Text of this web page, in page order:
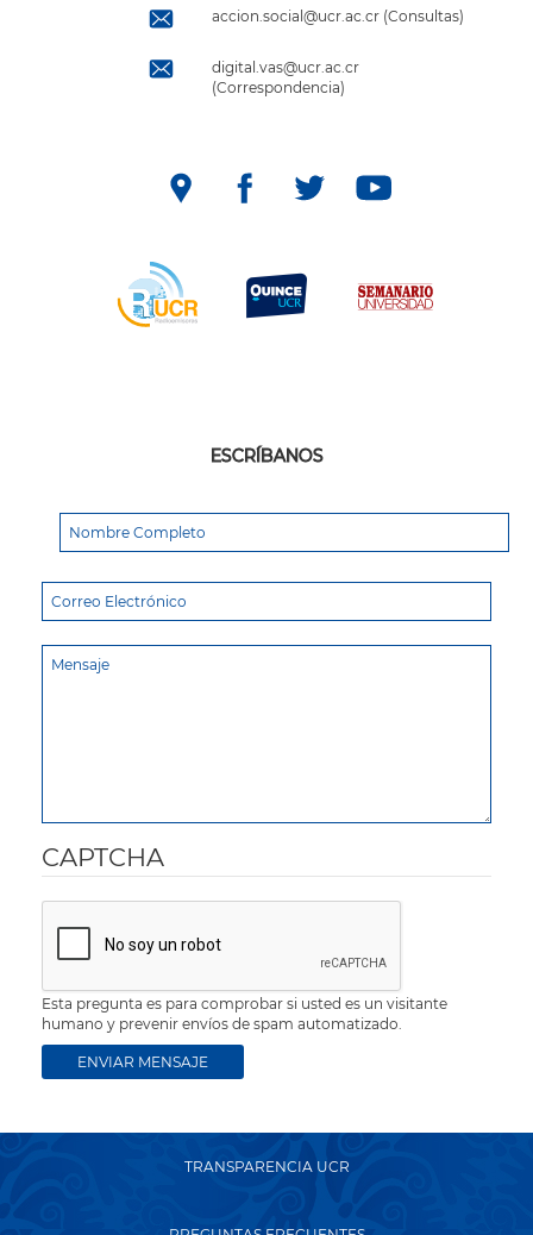
accion.social@ucr.ac.cr (Consultas)
digital.vas@ucr.ac.cr
(Correspondencia)
ESCRÍBANOS
CAPTCHA
Esta pregunta es para comprobar si usted es un visitante
humano y prevenir envíos de spam automatizado.
TRANSPARENCIA UCR